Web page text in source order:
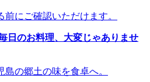
にご確認いただけます。
日のお料理、大変じゃありませ
の郷土の味を食卓へ。